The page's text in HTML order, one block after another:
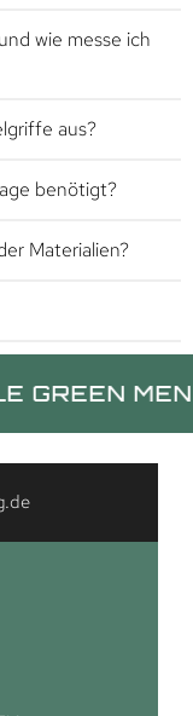
wie messe ich
aus?
benötigt?
Materialien?
MEN.